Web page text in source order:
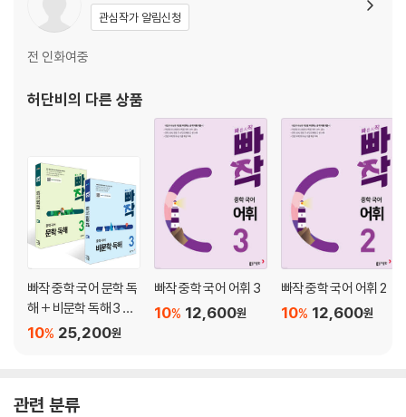
관심작가 알림신청
전 인화여중
허단비 의 다른 상품
빠작 중학 국어 문학 독
해 + 비문학 독해 3 세
트
25,200원
10%
빠작 중학 국어 어휘 3
12,600원
10%
빠작 중학 국어 어휘 2
12,600원
10%
관련 분류